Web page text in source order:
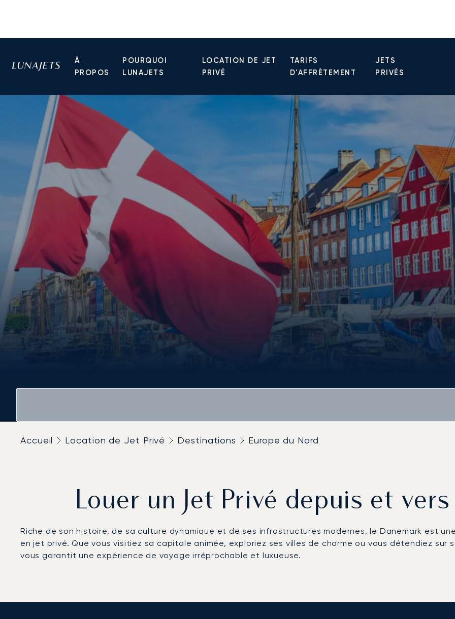
À
PROPOS
POURQUOI
LUNAJETS
LOCATION DE JET
PRIVÉ
TARIFS
D'AFFRÈTEMENT
JETS
PRIVÉS
Accueil Location de Jet Privé Destinations Europe du Nord
Louer un Jet Privé depuis et
Riche de son histoire, de sa culture dynamique et de ses infrastructures modernes, le Danemark est
en jet privé. Que vous visitiez sa capitale animée, exploriez ses villes de charme ou vous détendiez
vous garantit une expérience de voyage irréprochable et luxueuse.